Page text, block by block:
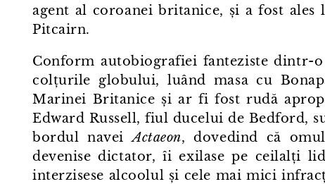
agent al coroanei britanice, și a fost
Pitcairn.
Conform autobiografiei fanteziste dintr⁠-⁠
colțurile globului, luând masa cu
Marinei Britanice și ar fi fost rudă
Edward Russell, fiul ducelui de Bedford,
bordul naveiActaeon, dovedind că
devenise dictator, îi exilase pe ceilalți
interzisese alcoolul și cele mai mici